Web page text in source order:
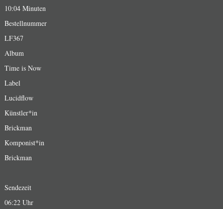
10:04 Minuten
Bestellnummer
LF367
Album
Time is Now
Label
Lucidflow
Künstler*in
Brickman
Komponist*in
Brickman
Sendezeit
06:22 Uhr